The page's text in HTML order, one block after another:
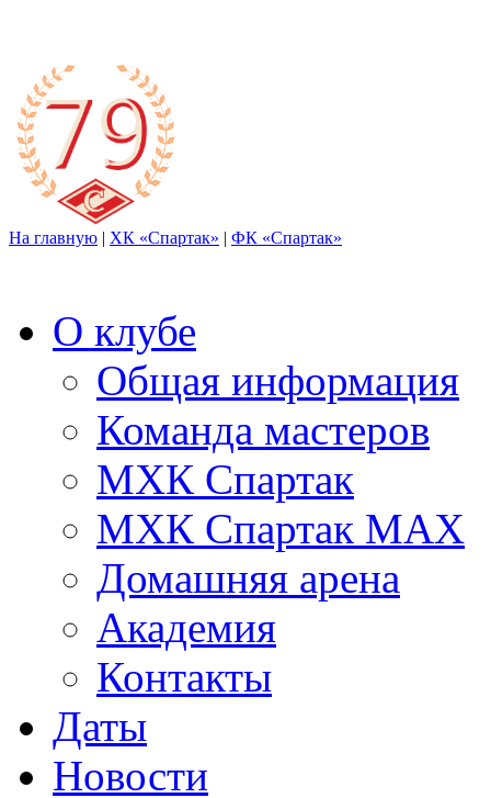
На главную | ХК «Спартак» | ФК «Спартак»
О клубе
Общая информация
Команда мастеров
МХК Спартак
МХК Спартак МАХ
Домашняя арена
Академия
Контакты
Даты
Новости